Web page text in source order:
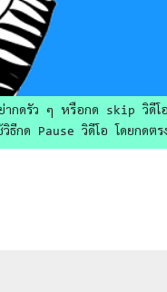
ากดรัว ๆ หรือกด skip วิดีโอ
ธีกด Pause วิดีโอ โดยกดต